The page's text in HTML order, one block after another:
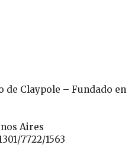
de Claypole – Fundado en
Aires
7722/1563